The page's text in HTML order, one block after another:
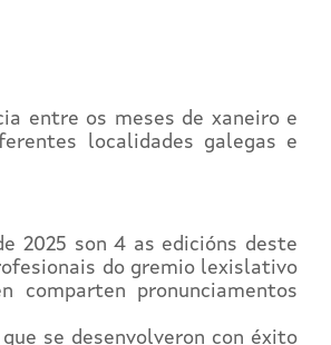
entre os meses de xaneiro e
localidades galegas e
2025 son 4 as edicións deste
do gremio lexislativo
comparten pronunciamentos
se desenvolveron con éxito